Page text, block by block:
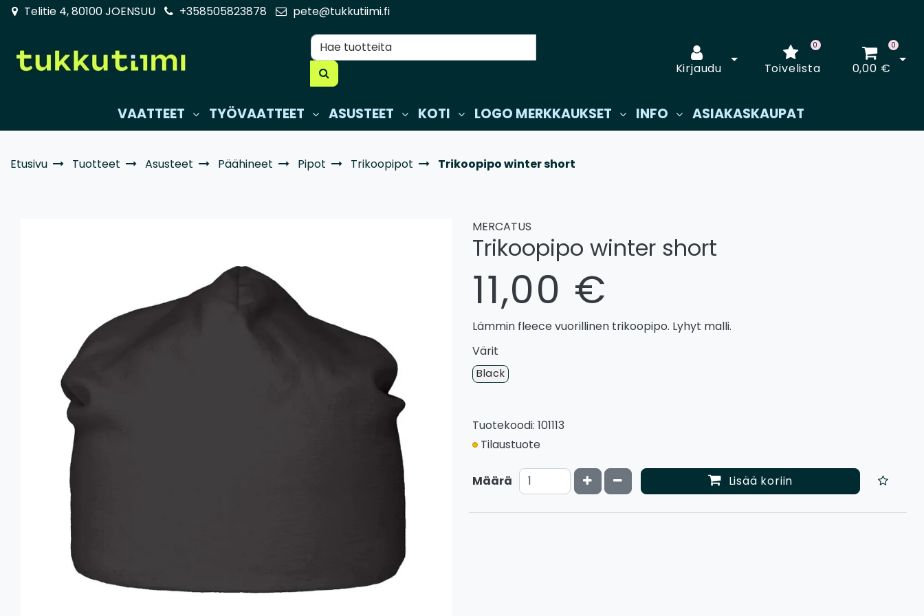
Siirry pääsisältöön
Telitie 4, 80100 JOENSUU +358505823878 pete@tukkutiimi.fi
Kirjaudu
Avaa kirjautuminen
Toivelista
0 0
0,00 €
VAATTEET TYÖVAATTEET ASUSTEET KOTI LOGO MERKKAUKSET INFO ASIAKASKAUPAT
Etusivu Tuotteet Asusteet Päähineet Pipot Trikoopipot Trikoopipo winter short
MERCATUS
Trikoopipo winter short
11,00 €
Lämmin fleece vuorillinen trikoopipo. Lyhyt malli.
Värit
Black
Tuotekoodi: 101113
Tilaustuote
Määrä Kasvata määrää
Vähennä määrää Lisää koriin